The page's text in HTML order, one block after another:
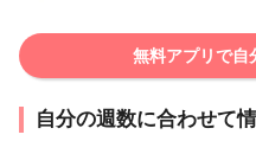
無料アプリで自
自分の週数に合わせて